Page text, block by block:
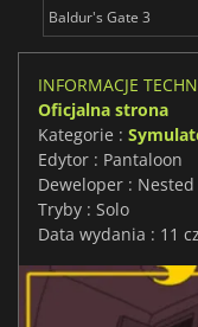
Baldur's Gate 3
INFORMACJE
Oficjalna strona
Kategorie :
Edytor : Pantaloon
Deweloper :
Tryby : Solo
Data wydania : 11